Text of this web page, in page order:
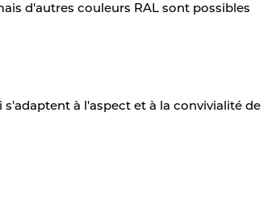
d'autres couleurs RAL sont possibles
à l'aspect et à la convivialité de